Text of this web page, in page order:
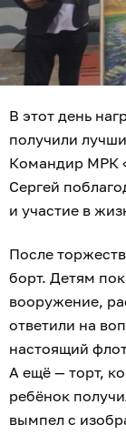
В этот день
получили
Командир МРК
Сергей
и участие в
После
борт. Детям
вооружение,
ответили на
настоящий
А ещё — торт,
ребёнок
вымпел с